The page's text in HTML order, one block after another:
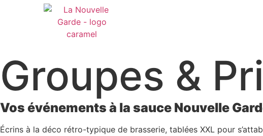
Groupes &
Vos événements à la sauce Nouvelle
Écrins à la déco rétro-typique de brasserie, tablées XXL pour